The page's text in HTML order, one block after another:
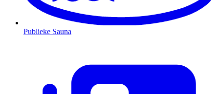
Publieke Sauna